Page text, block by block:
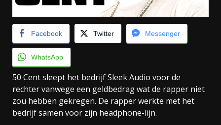
Facebook Twitter Messenger
WhatsApp
50 Cent sleept het bedrijf Sleek Audio voor de
rechter vanwege een geldbedrag wat de rapper niet
zou hebben gekregen. De rapper werkte met het
bedrijf samen voor zijn headphone-lijn.